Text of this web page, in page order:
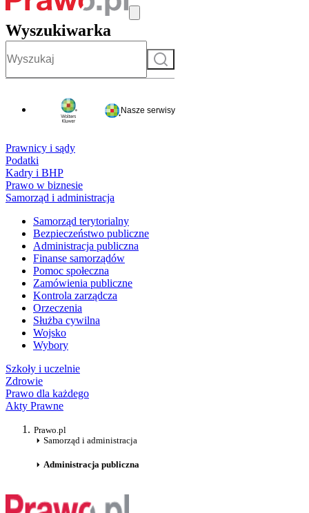
Wyszukiwarka
Szukaj
Nasze serwisy
Prawnicy i sądy
Podatki
Kadry i BHP
Prawo w biznesie
Samorząd i administracja
Samorząd terytorialny
Bezpieczeństwo publiczne
Administracja publiczna
Finanse samorządów
Pomoc społeczna
Zamówienia publiczne
Kontrola zarządcza
Orzeczenia
Służba cywilna
Wojsko
Wybory
Szkoły i uczelnie
Zdrowie
Prawo dla każdego
Akty Prawne
Prawo.pl
Samorząd i administracja
Administracja publiczna